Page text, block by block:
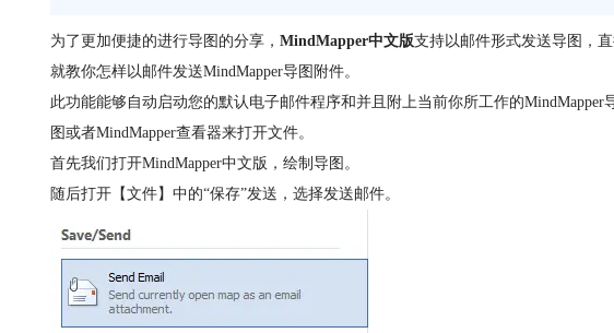
为了更加便捷的进行导图的分享， MindMapper中文版支持以邮件形式发送导图，
就教你怎样以邮件发送MindMapper导图附件。
此功能能够自动启动您的默认电子邮件程序和并且附上当前你所工作的
图或者MindMapper查看器来打开文件。
首先我们打开MindMapper中文版，绘制导图。
随后打开【文件】中的“保存”发送，选择发送邮件。